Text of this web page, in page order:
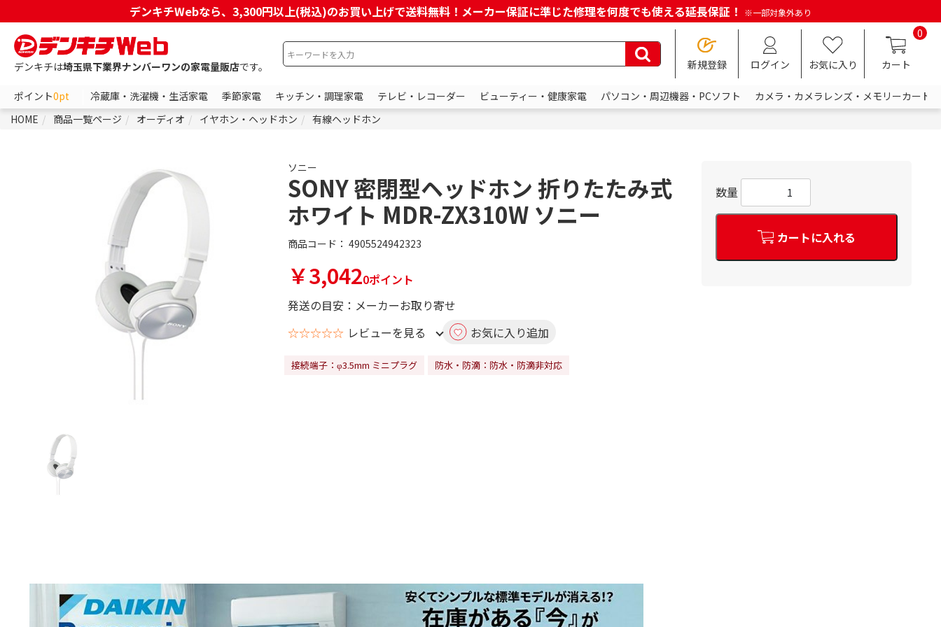
デンキチWebなら、3,300円以上(税込)のお買い上げで送料無料！メーカー保証に準じた修理を何度でも使える延長保証！ ※一部対象外あり
デンキチは埼玉県下業界ナンバーワンの家電量販店です。 新規登録 ログイン お気に入り
0
カート
ポイント0pt 冷蔵庫・洗濯機・生活家電 季節家電 キッチン・調理家電 テレビ・レコーダー ビューティー・健康家電 パソコン・周辺機器・PCソフト
カメラ・カメラレンズ・メモリーカード
HOME
商品一覧ページ オーディオ イヤホン・ヘッドホン 有線ヘッドホン
ソニー
SONY 密閉型ヘッドホン 折りたたみ式
ホワイト MDR-ZX310W ソニー
商品コード： 4905524942323
￥3,0420ポイント
発送の目安：メーカーお取り寄せ
☆☆☆☆☆ レビューを見る お気に入り追加
接続端子：φ3.5mm ミニプラグ 防水・防滴：防水・防滴非対応
数量
カートに入れる